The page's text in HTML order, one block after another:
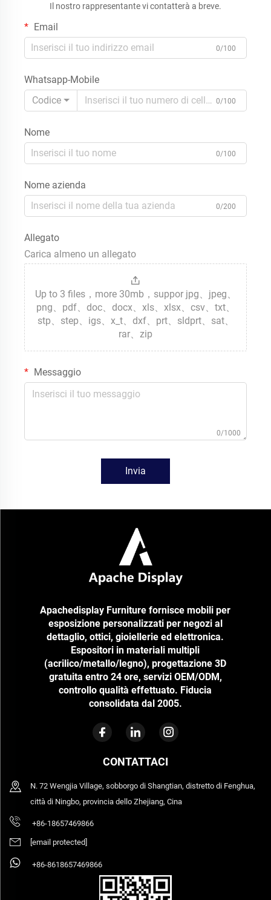
Il nostro rappresentante vi contatterà a breve.
Email
0/100
Whatsapp-Mobile
Codice
0/100
Nome
0/100
Nome azienda
0/200
Allegato
Carica almeno un allegato
Up to 3 files，more 30mb，suppor jpg、jpeg、
png、pdf、doc、docx、xls、xlsx、csv、txt、
stp、step、igs、x_t、dxf、prt、sldprt、sat、
rar、zip
Messaggio
0/1000
Invia
Apachedisplay Furniture fornisce mobili per
esposizione personalizzati per negozi al
dettaglio, ottici, gioiellerie ed elettronica.
Espositori in materiali multipli
(acrilico/metallo/legno), progettazione 3D
gratuita entro 24 ore, servizi OEM/ODM,
controllo qualità effettuato. Fiducia
consolidata dal 2005.
CONTATTACI
N. 72 Wengjia Village, sobborgo di Shangtian, distretto di Fenghua,
città di Ningbo, provincia dello Zhejiang, Cina
+86-18657469866
[email protected]
+86-8618657469866